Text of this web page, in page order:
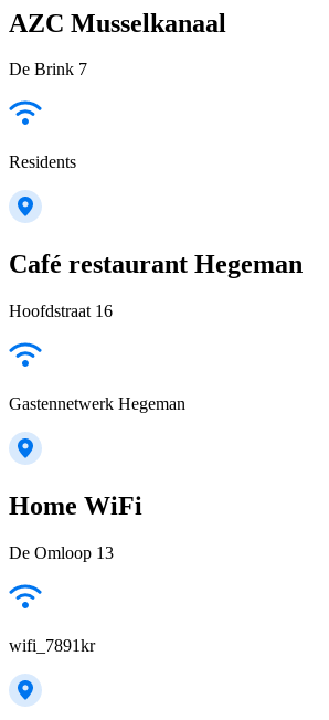
AZC Musselkanaal
De Brink 7
Residents
Café restaurant Hegeman
Hoofdstraat 16
Gastennetwerk Hegeman
Home WiFi
De Omloop 13
wifi_7891kr